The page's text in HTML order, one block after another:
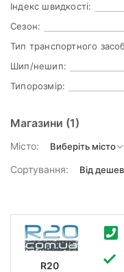
Індекс швидкості:
Сезон:
Тип транспортного
Шип/нешип:
Типорозмір:
Магазини (1)
Місто:
Сортування:
R20